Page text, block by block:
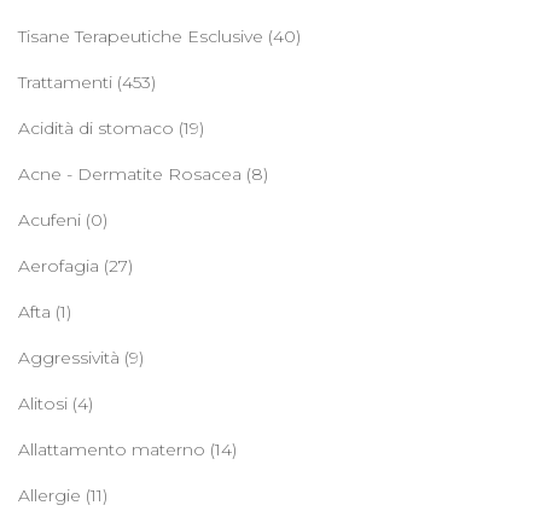
Tisane Terapeutiche Esclusive (40)
Trattamenti (453)
Acidità di stomaco (19)
Acne - Dermatite Rosacea (8)
Acufeni (0)
Aerofagia (27)
Afta (1)
Aggressività (9)
Alitosi (4)
Allattamento materno (14)
Allergie (11)